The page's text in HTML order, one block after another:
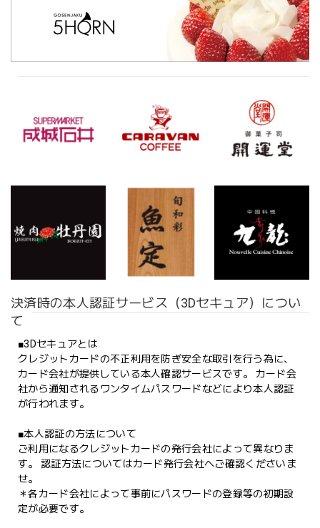
決済時の本人認証サービス（3Dセキュア）につい
て
■3Dセキュアとは
クレジットカードの不正利用を防ぎ安全な取引を行う為に、
カード会社が提供している本人確認サービスです。 カード会
社から通知されるワンタイムパスワードなどにより本人認証
が行われます。
■本人認証の方法について
ご利用になるクレジットカードの発行会社によって異なりま
す。 認証方法についてはカード発行会社へご確認くださいま
せ。
＊各カード会社によって事前にパスワードの登録等の初期設
定が必要です。